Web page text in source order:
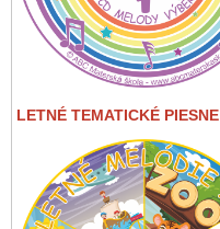
LETNÉ TEMATICKÉ PIESNE